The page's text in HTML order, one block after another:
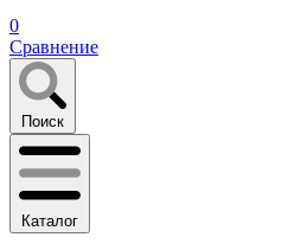
0
Сравнение
Поиск
Каталог